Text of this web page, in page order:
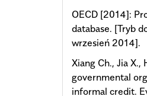
OECD [2014]:
database. [Tryb
wrzesień 2014].
Xiang Ch., Jia
governmental
informal credit.